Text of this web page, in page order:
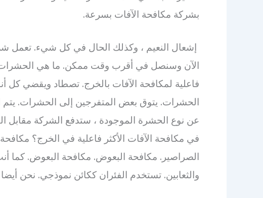
بشركة مكافحة الآفات بسرعة.
إشعال النعيم ، وكذلك الحال في كل شيء. تعمل
الآن وسنصل في أقرب وقت ممكن. ما هي الحشرات
فاعلية لمكافحة الآفات بالخرج. تصطاد ويقضي كل
الحشرات. يتوق بعض المتفرجين إلى الحشرات. يتم
عن نوع الحشرة الموجودة ، ستدفع الشركة مقابل
في مكافحة الآفات الأكثر فاعلية في الخرج؟
الصراصير. مكافحة البعوض. مكافحة البعوض. كما
والثعابين. تستخدم الفئران ككائن نموذجي. نحن